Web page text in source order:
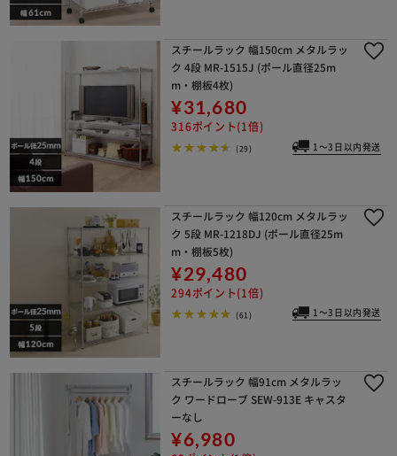
スチールラック 幅150cm メタルラッ
ク 4段 MR-1515J (ポール直径25m
m・棚板4枚)
¥31,680
316ポイント(1倍)
(29) 1～3日以内発送
スチールラック 幅120cm メタルラッ
ク 5段 MR-1218DJ (ポール直径25m
m・棚板5枚)
¥29,480
294ポイント(1倍)
(61) 1～3日以内発送
スチールラック 幅91cm メタルラッ
ク ワードローブ SEW-913E キャスタ
ーなし
¥6,980